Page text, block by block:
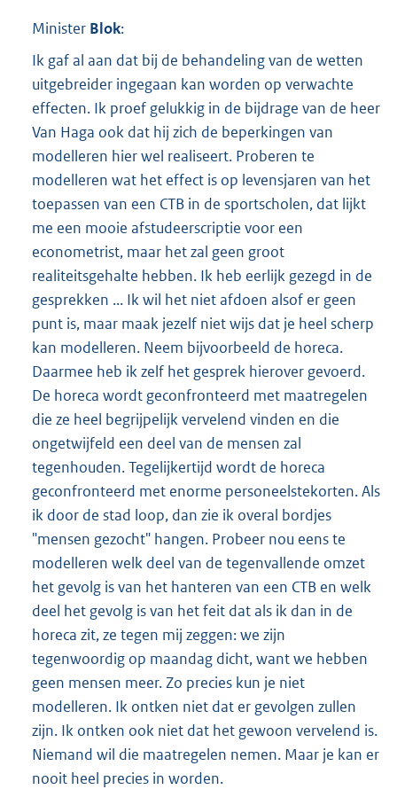
Minister Blok:
Ik gaf al aan dat bij de behandeling van de wetten
uitgebreider ingegaan kan worden op verwachte
effecten. Ik proef gelukkig in de bijdrage van de heer
Van Haga ook dat hij zich de beperkingen van
modelleren hier wel realiseert. Proberen te
modelleren wat het effect is op levensjaren van het
toepassen van een CTB in de sportscholen, dat lijkt
me een mooie afstudeerscriptie voor een
econometrist, maar het zal geen groot
realiteitsgehalte hebben. Ik heb eerlijk gezegd in de
gesprekken ... Ik wil het niet afdoen alsof er geen
punt is, maar maak jezelf niet wijs dat je heel scherp
kan modelleren. Neem bijvoorbeeld de horeca.
Daarmee heb ik zelf het gesprek hierover gevoerd.
De horeca wordt geconfronteerd met maatregelen
die ze heel begrijpelijk vervelend vinden en die
ongetwijfeld een deel van de mensen zal
tegenhouden. Tegelijkertijd wordt de horeca
geconfronteerd met enorme personeelstekorten. Als
ik door de stad loop, dan zie ik overal bordjes
"mensen gezocht" hangen. Probeer nou eens te
modelleren welk deel van de tegenvallende omzet
het gevolg is van het hanteren van een CTB en welk
deel het gevolg is van het feit dat als ik dan in de
horeca zit, ze tegen mij zeggen: we zijn
tegenwoordig op maandag dicht, want we hebben
geen mensen meer. Zo precies kun je niet
modelleren. Ik ontken niet dat er gevolgen zullen
zijn. Ik ontken ook niet dat het gewoon vervelend is.
Niemand wil die maatregelen nemen. Maar je kan er
nooit heel precies in worden.